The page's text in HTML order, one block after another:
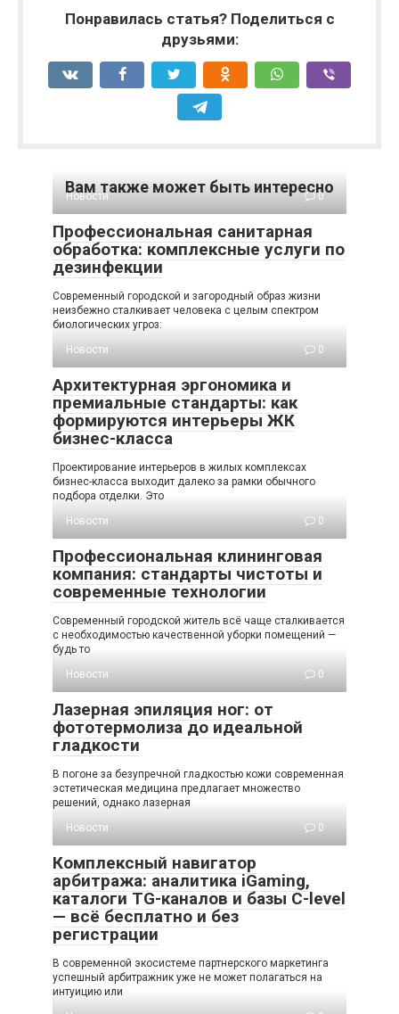
Понравилась статья? Поделиться с
друзьями:
Вам также может быть интересно
Новости 0
Профессиональная санитарная
обработка: комплексные услуги по
дезинфекции
Современный городской и загородный образ жизни
неизбежно сталкивает человека с целым спектром
биологических угроз:
Новости
0
Архитектурная эргономика и
премиальные стандарты: как
формируются интерьеры ЖК
бизнес-класса
Проектирование интерьеров в жилых комплексах
бизнес-класса выходит далеко за рамки обычного
подбора отделки. Это
Новости
0
Профессиональная клининговая
компания: стандарты чистоты и
современные технологии
Современный городской житель всё чаще сталкивается
с необходимостью качественной уборки помещений —
будь то
Новости
0
Лазерная эпиляция ног: от
фототермолиза до идеальной
гладкости
В погоне за безупречной гладкостью кожи современная
эстетическая медицина предлагает множество
решений, однако лазерная
Новости
0
Комплексный навигатор
арбитража: аналитика iGaming,
каталоги TG-каналов и базы C-level
— всё бесплатно и без
регистрации
В современной экосистеме партнерского маркетинга
успешный арбитражник уже не может полагаться на
интуицию или